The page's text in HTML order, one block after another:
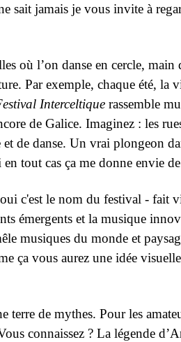
sait jamais je vous invite à
où l’on danse en cercle,
Par exemple, chaque été, la
Interceltique rassemble
de Galice. Imaginez : les
de danse. Un vrai plongeon
tout cas ça me donne envie
oui c'est le nom du festival - fait
émergents et la musique
musiques du monde et
ça vous aurez une idée
de mythes. Pour les
connaissez ? La légende